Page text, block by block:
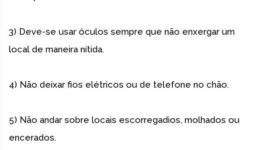
3) Deve-se usar óculos sempre que não enxergar um
local de maneira nítida.
4) Não deixar fios elétricos ou de telefone no chão.
5) Não andar sobre locais escorregadios, molhados ou
encerados.